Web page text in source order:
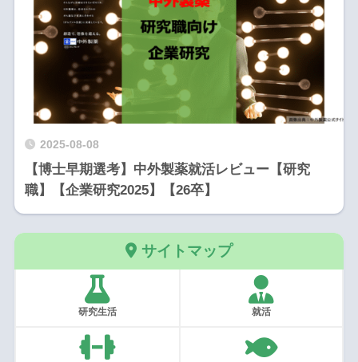
2025-08-08
【博士早期選考】中外製薬就活レビュー【研究
職】【企業研究2025】【26卒】
サイトマップ
研究生活 就活